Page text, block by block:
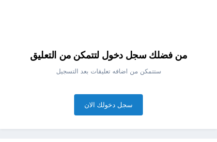
من فضلك سجل دخول لتتمكن من التعليق
ستتمكن من اضافه تعليقات بعد التسجيل
سجل دخولك الان